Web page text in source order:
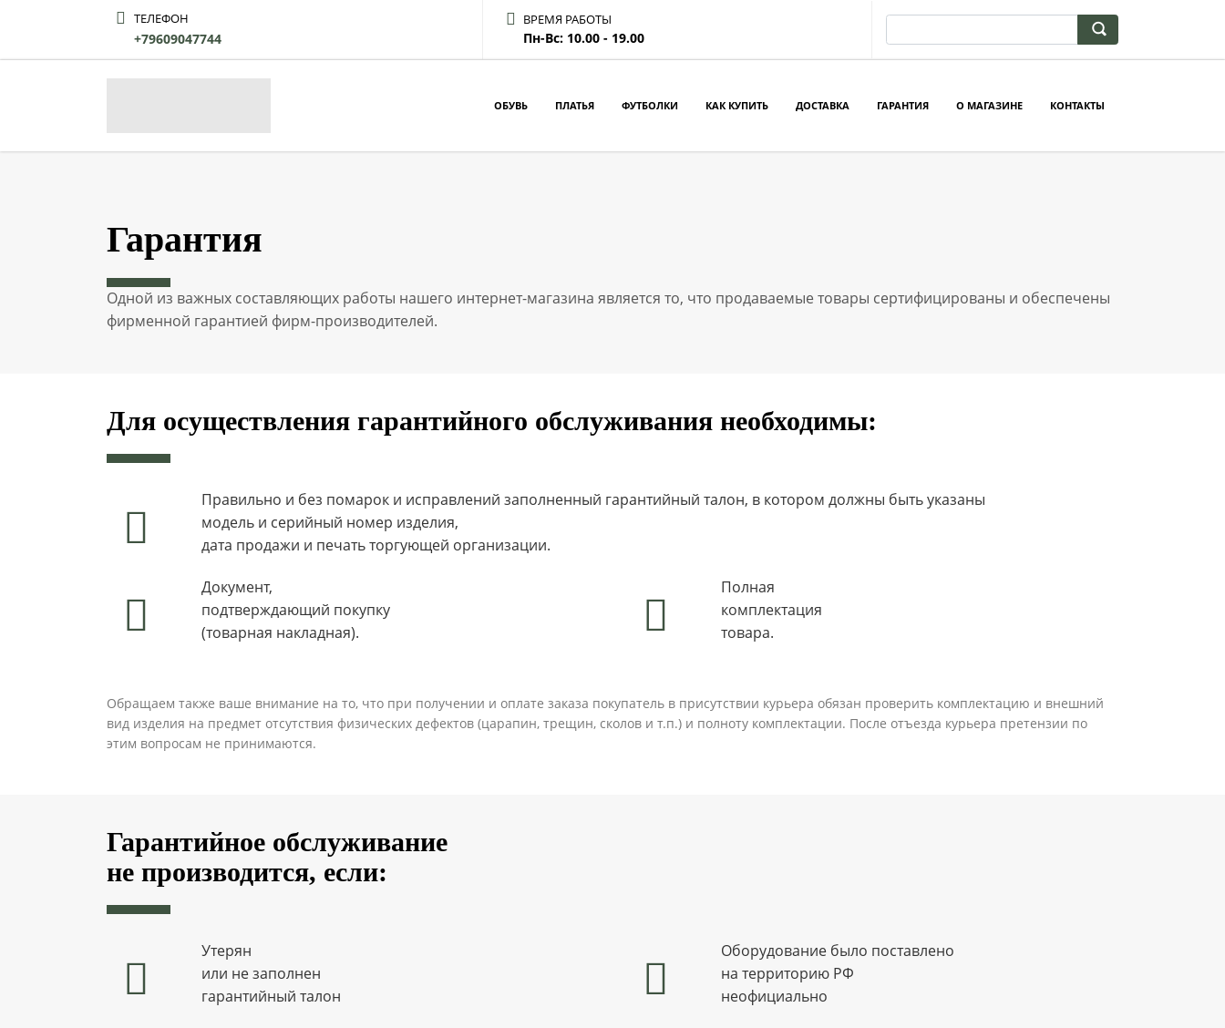
ТЕЛЕФОН
+79609047744
ВРЕМЯ РАБОТЫ
Пн-Вс: 10.00 - 19.00
ОБУВЬ ПЛАТЬЯ ФУТБОЛКИ КАК КУПИТЬ ДОСТАВКА ГАРАНТИЯ О МАГАЗИНЕ КОНТАКТЫ
Гарантия
Одной из важных составляющих работы нашего интернет-магазина является то, что продаваемые товары сертифицированы и обеспечены
фирменной гарантией фирм-производителей.
Для осуществления гарантийного обслуживания необходимы:
Правильно и без помарок и исправлений заполненный гарантийный талон, в котором должны быть указаны
модель и серийный номер изделия,
дата продажи и печать торгующей организации.
Документ,
подтверждающий покупку
(товарная накладная).
Полная
комплектация
товара.
Обращаем также ваше внимание на то, что при получении и оплате заказа покупатель в присутствии курьера обязан проверить комплектацию и внешний
вид изделия на предмет отсутствия физических дефектов (царапин, трещин, сколов и т.п.) и полноту комплектации. После отъезда курьера претензии по
этим вопросам не принимаются.
Гарантийное обслуживание
не производится, если:
Утерян
или не заполнен
гарантийный талон
Оборудование было поставлено
на территорию РФ
неофициально